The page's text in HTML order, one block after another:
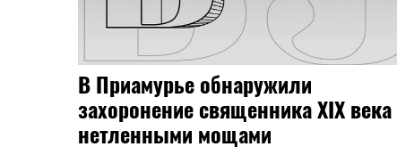
Губернатор Орлов ожидает
повторения рекорда урожая
Амурской области